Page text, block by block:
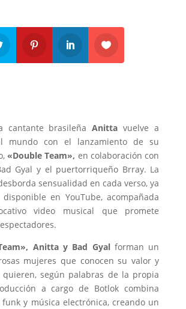
cantante brasileñaAnitta vuelve a
mundo con el lanzamiento de su
«Double Team», en colaboración con
Gyal y el puertorriqueño Brray. La
sensualidad en cada verso, ya
en YouTube, acompañada
video musical que promete
Anitta y Bad Gyalforman un
mujeres que conocen su valor y
según palabras de la propia
a cargo de Botlok combina
y música electrónica, creando un